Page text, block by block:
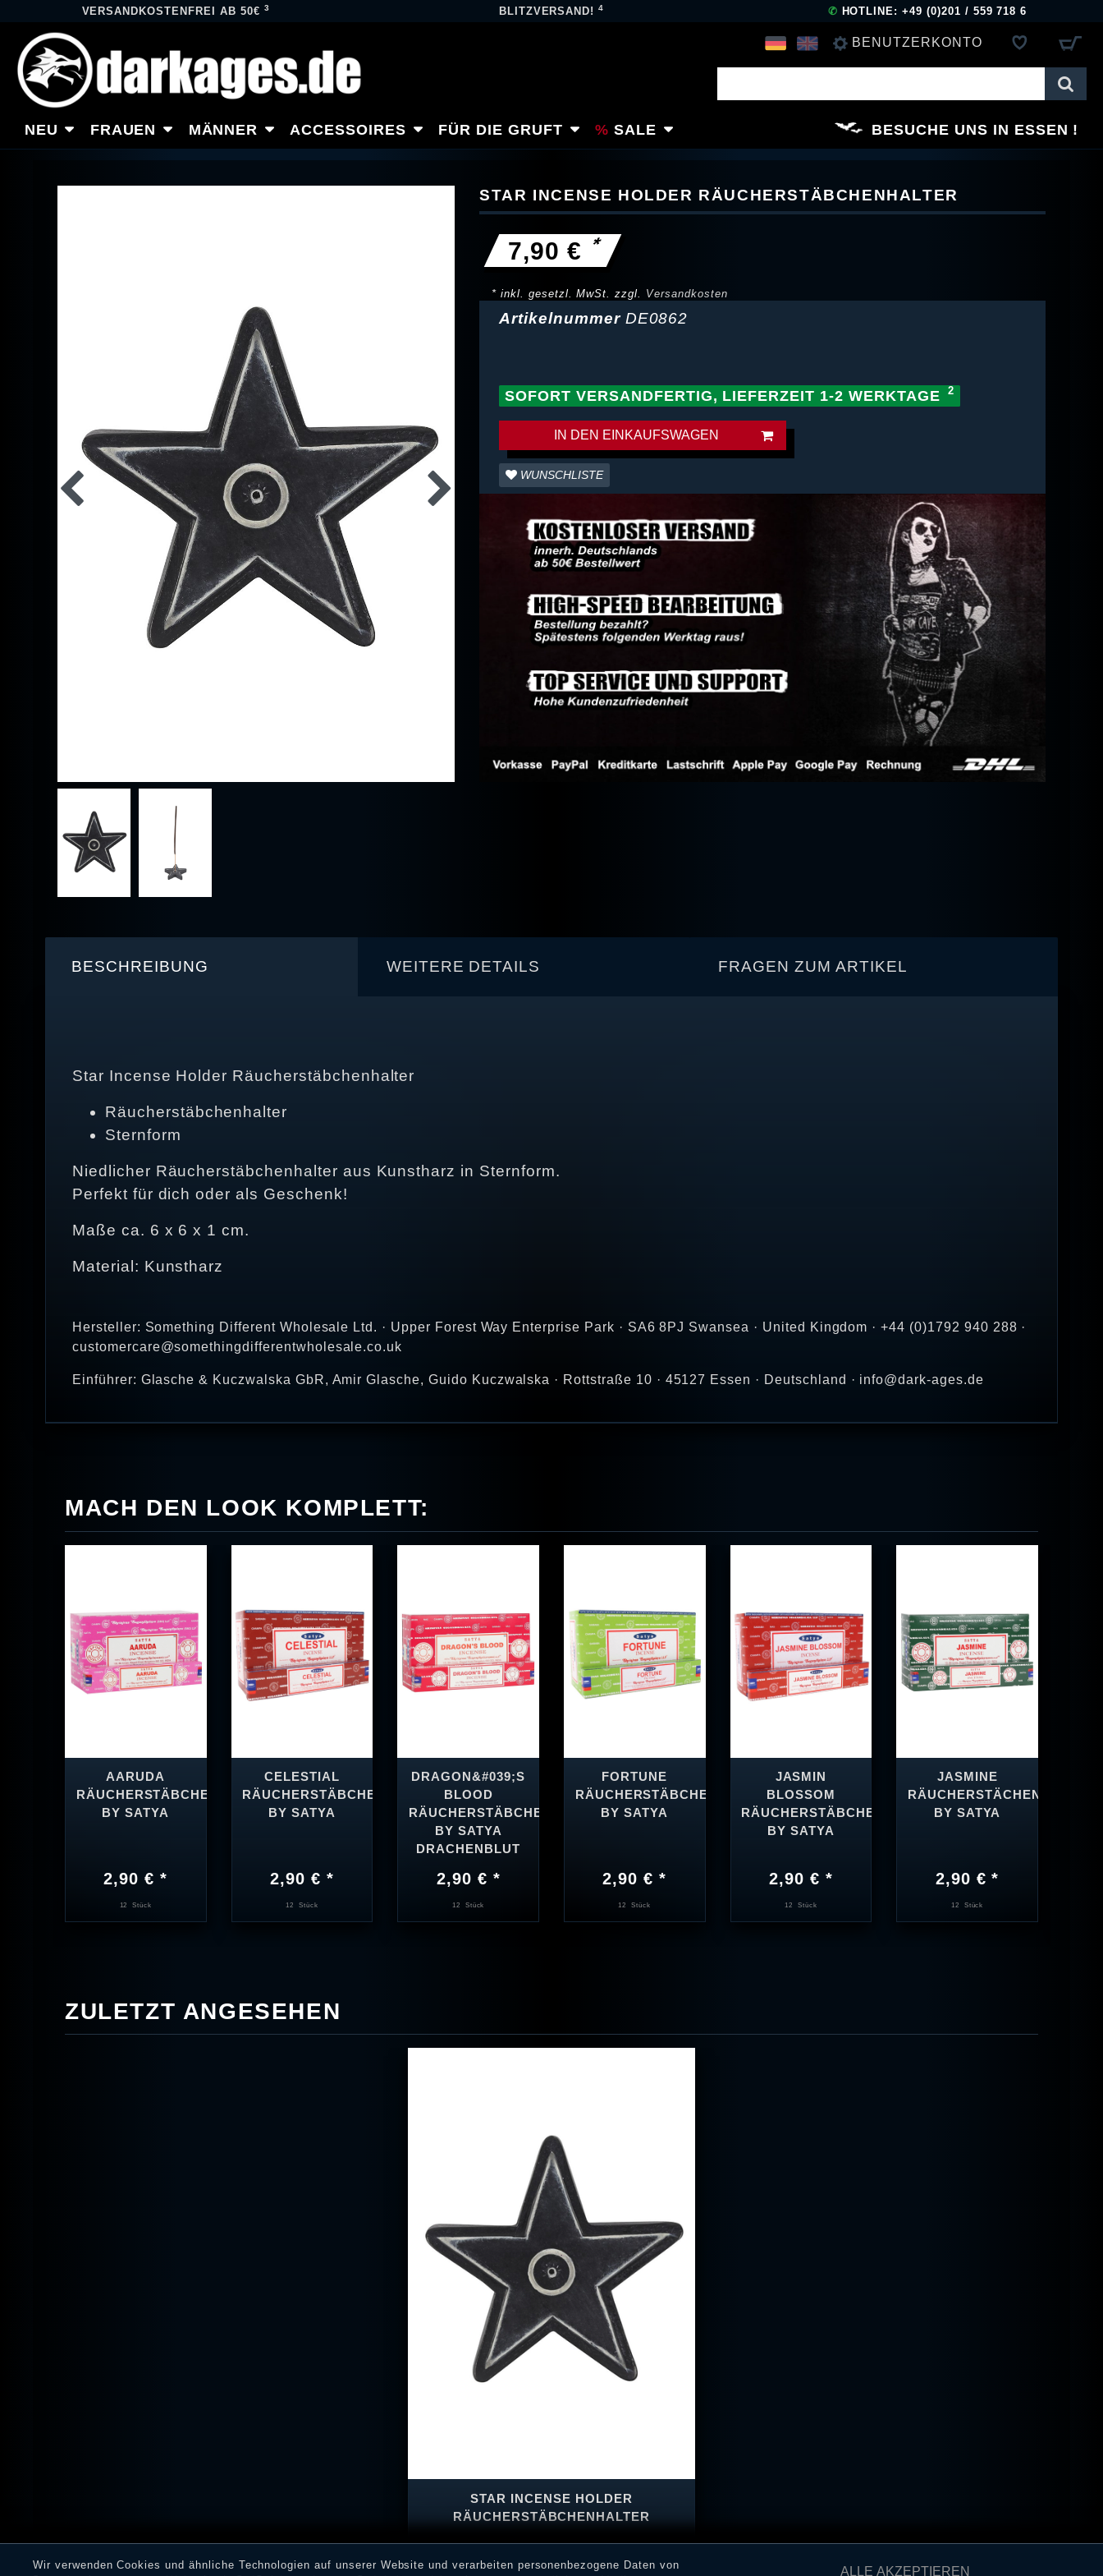
VERSANDKOSTENFREI AB 50€ 3 BLITZVERSAND!4 ✆ HOTLINE: +49 (0)201 / 559 718 6
BENUTZERKONTO
REGISTRIEREN
NEU FRAUEN MÄNNER ACCESSOIRES FÜR DIE GRUFT SALE BESUCHE UNS IN ESSEN
STAR INCENSE HOLDER RÄUCHERSTÄBCHENHALTER
7,90 € *
* inkl. gesetzl. MwSt. zzgl. Versandkosten
Artikelnummer DE0862
SOFORT VERSANDFERTIG, LIEFERZEIT 1-2 WERKTAGE
IN DEN EINKAUFSWAGEN
WUNSCHLISTE
BESCHREIBUNG WEITERE DETAILS FRAGEN ZUM ARTIKEL
Star Incense Holder Räucherstäbchenhalter
Räucherstäbchenhalter
Sternform
Niedlicher Räucherstäbchenhalter aus Kunstharz in Sternform.
Perfekt für dich oder als Geschenk!
Maße ca. 6 x 6 x 1 cm.
Material: Kunstharz
Hersteller: Something Different Wholesale Ltd. · Upper Forest Way Enterprise Park · SA6 8PJ Swansea · United Kingdom · +44 (0)1792 940 288 ·
customercare@somethingdifferentwholesale.co.uk
Einführer: Glasche & Kuczwalska GbR, Amir Glasche, Guido Kuczwalska · Rottstraße 10 · 45127 Essen · Deutschland · info@dark-ages.de
MACH DEN LOOK KOMPLETT:
AARUDA
RÄUCHERSTÄBCHEN
BY SATYA
2,90 € *
12 Stück
CELESTIAL
RÄUCHERSTÄBCHEN
BY SATYA
2,90 € *
12 Stück
DRAGON&#039;S
BLOOD
RÄUCHERSTÄBCHEN
BY SATYA
DRACHENBLUT
2,90 € *
12 Stück
FORTUNE
RÄUCHERSTÄBCHEN
BY SATYA
2,90 € *
12 Stück
JASMIN
BLOSSOM
RÄUCHERSTÄBCHEN
BY SATYA
2,90 € *
12 Stück
JASMINE
RÄUCHERSTÄCHEN
BY SATYA
2,90 € *
12 Stück
ZULETZT ANGESEHEN
STAR INCENSE HOLDER
RÄUCHERSTÄBCHENHALTER
Wir verwenden Cookies und ähnliche Technologien auf unserer Website und verarbeiten personenbezogene Daten von
ALLE AKZEPTIEREN